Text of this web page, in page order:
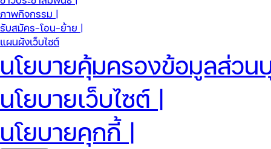
ภาพกิจกรรม |
รับสมัคร-โอน-ย้าย |
แผนผังเว็บไซต์
นโยบายคุ้มครองข้อมูลส่วน
นโยบายเว็บไซต์ |
นโยบายคุกกี้ |